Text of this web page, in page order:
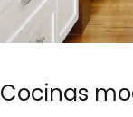
Cocinas